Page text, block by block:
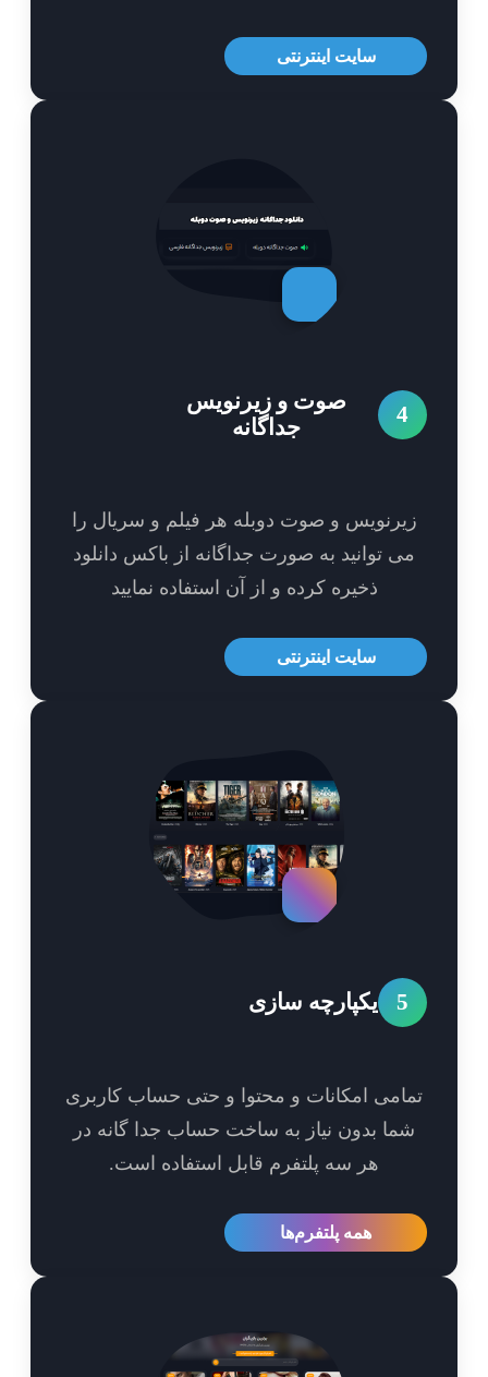
سایت اینترنتی
صوت و زیرنویس
جداگانه
و صوت دوبله هر فیلم و سریال را
توانید به صورت جداگانه از باکس دانلود
ذخیره کرده و از آن استفاده نمایید
سایت اینترنتی
یکپارچه سازی
امکانات و محتوا و حتی حساب کاربری
بدون نیاز به ساخت حساب جدا گانه در
هر سه پلتفرم قابل استفاده است.
همه پلتفرم‌ها